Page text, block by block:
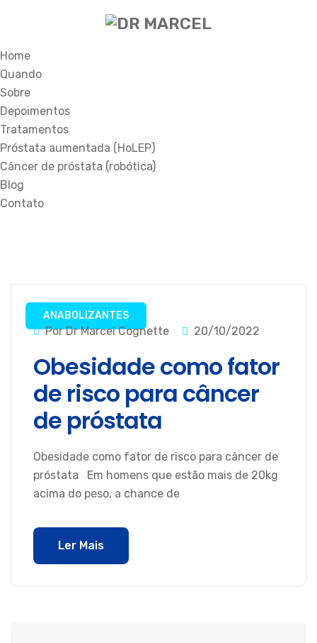
Home
Quando
Sobre
Depoimentos
Tratamentos
Próstata aumentada (HoLEP)
Câncer de próstata (robótica)
Blog
Contato
ANABOLIZANTES
Por Dr Marcel Cognette 20/10/2022
Obesidade como fator
de risco para câncer
de próstata
Obesidade como fator de risco para câncer de
próstata Em homens que estão mais de 20kg
acima do peso, a chance de
Ler Mais